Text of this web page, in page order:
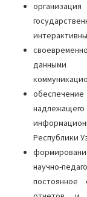
данными
Республики
научно-
постоянное